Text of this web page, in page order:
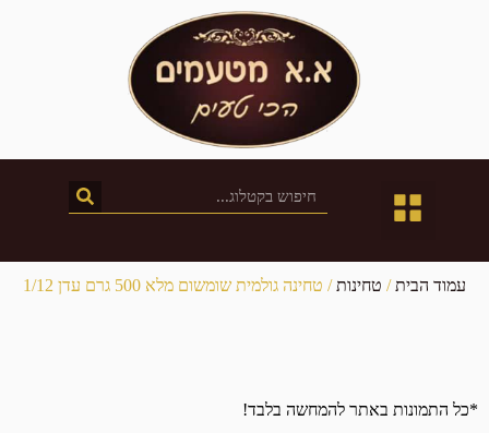
עמוד הבית/ טחינות/ טחינה גולמית שומשום מלא 500 גרם עדן 1/12
*כל התמונות באתר להמחשה בלבד!